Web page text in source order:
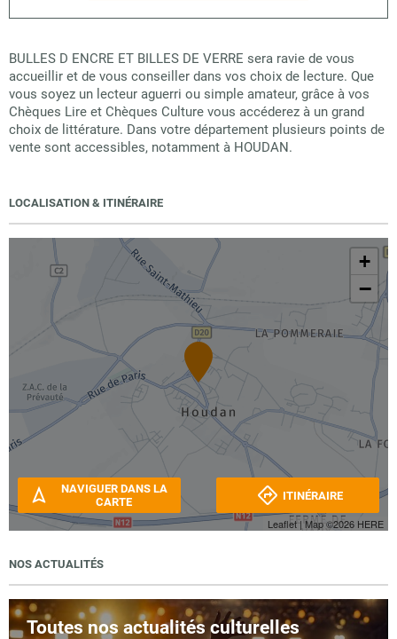
BULLES D ENCRE ET BILLES DE VERRE sera ravie de vous
accueillir et de vous conseiller dans vos choix de lecture. Que
vous soyez un lecteur aguerri ou simple amateur, grâce à vos
Chèques Lire et Chèques Culture vous accéderez à un grand
choix de littérature. Dans votre département plusieurs points de
vente sont accessibles, notamment à HOUDAN.
LOCALISATION & ITINÉRAIRE
+
−
Leaflet | Map ©2026 HERE
NAVIGUER DANS LA
CARTE
ITINÉRAIRE
NOS ACTUALITÉS
Toutes nos actualités culturelles